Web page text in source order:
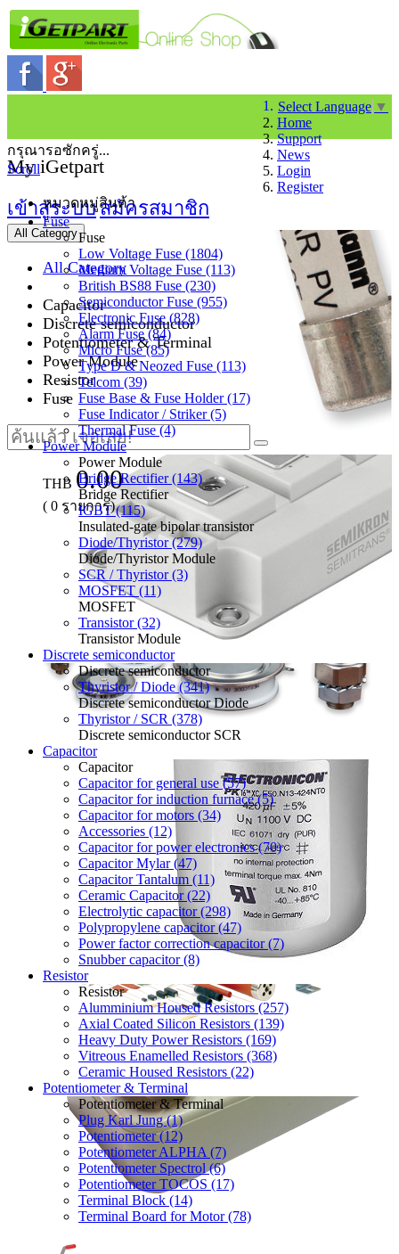
Select Language ▼
Home
Support
News
Login
Register
My iGetpart
เข้าสู่ระบบสมัครสมาชิก
All Category
All Category
Capacitor
Discrete semiconductor
Potentiometer & Terminal
Power Module
Resistor
Fuse
THB 0.00
( 0 รายการ)
กรุณารอซักครู่...
Scroll
หมวดหมู่สินค้า
Fuse
Fuse
Low Voltage Fuse (1804)
Medium Voltage Fuse (113)
British BS88 Fuse (230)
Semiconductor Fuse (955)
Electronic Fuse (828)
Alarm Fuse (84)
Micro Fuse (85)
Type D & Neozed Fuse (113)
Telcom (39)
Fuse Base & Fuse Holder (17)
Fuse Indicator / Striker (5)
Thermal Fuse (4)
Power Module
Power Module
Bridge Rectifier (143)
Bridge Rectifier
IGBT (115)
Insulated-gate bipolar transistor
Diode/Thyristor (279)
Diode/Thyristor Module
SCR / Thyristor (3)
MOSFET (11)
MOSFET
Transistor (32)
Transistor Module
Discrete semiconductor
Discrete semiconductor
Thyristor / Diode (341)
Discrete semiconductor Diode
Thyristor / SCR (378)
Discrete semiconductor SCR
Capacitor
Capacitor
Capacitor for general use (57)
Capacitor for induction furnace (5)
Capacitor for motors (34)
Accessories (12)
Capacitor for power electronics (70)
Capacitor Mylar (47)
Capacitor Tantalum (11)
Ceramic Capacitor (22)
Electrolytic capacitor (298)
Polypropylene capacitor (47)
Power factor correction capacitor (7)
Snubber capacitor (8)
Resistor
Resistor
Alumminium Housed Resistors (257)
Axial Coated Silicon Resistors (139)
Heavy Duty Power Resistors (169)
Vitreous Enamelled Resistors (368)
Ceramic Housed Resistors (22)
Potentiometer & Terminal
Potentiometer & Terminal
Plug Karl Jung (1)
Potentiometer (12)
Potentiometer ALPHA (7)
Potentiometer Spectrol (6)
Potentiometer TOCOS (17)
Terminal Block (14)
Terminal Board for Motor (78)